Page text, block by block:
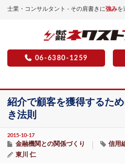
士業・コンサルタント - その肩書きに強みを
06-6380-1259
紹介で顧客を獲得するた
き法則
2015-10-17
金融機関との関係づくり 信用
東川 仁